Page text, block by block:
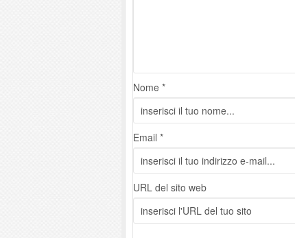
Nome *
Email *
URL del sito web